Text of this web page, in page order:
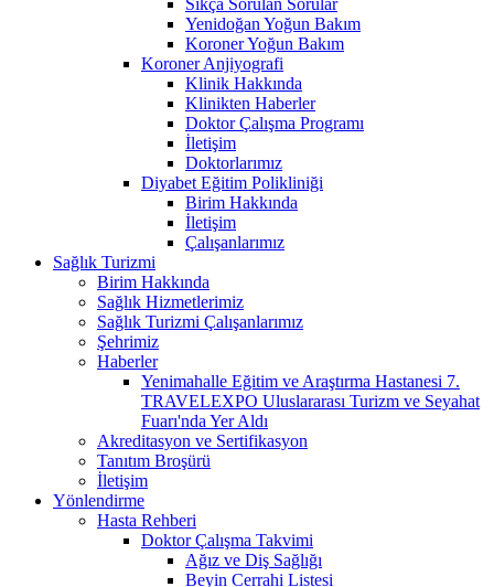
Yenidoğan Yoğun Bakım
Koroner Yoğun Bakım
Koroner Anjiyografi
Klinik Hakkında
Klinikten Haberler
Doktor Çalışma Programı
İletişim
Doktorlarımız
Diyabet Eğitim Polikliniği
Birim Hakkında
İletişim
Çalışanlarımız
Sağlık Turizmi
Birim Hakkında
Sağlık Hizmetlerimiz
Sağlık Turizmi Çalışanlarımız
Şehrimiz
Haberler
Yenimahalle Eğitim ve Araştırma Hastanesi 7.
TRAVELEXPO Uluslararası Turizm ve Seyahat
Fuarı'nda Yer Aldı
Akreditasyon ve Sertifikasyon
Tanıtım Broşürü
İletişim
Yönlendirme
Hasta Rehberi
Doktor Çalışma Takvimi
Ağız ve Diş Sağlığı
Beyin Cerrahi Listesi